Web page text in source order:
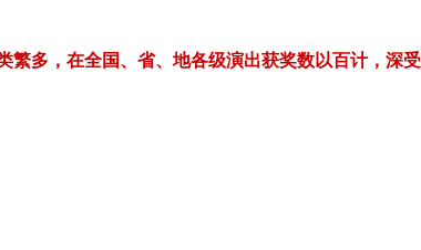
多，在全国、省、地各级演出获奖数以百计，深受